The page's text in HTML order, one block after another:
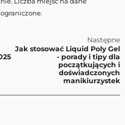
Następne
Jak stosować Liquid Poly Gel
- porady i tipy dla
początkujących i
doświadczonych
manikiurzystek